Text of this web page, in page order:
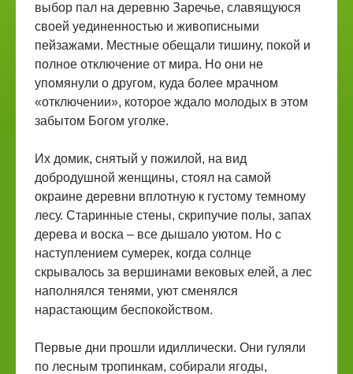
выбор пал на деревню Заречье, славящуюся
своей уединенностью и живописными
пейзажами. Местные обещали тишину, покой и
полное отключение от мира. Но они не
упомянули о другом, куда более мрачном
«отключении», которое ждало молодых в этом
забытом Богом уголке.
Их домик, снятый у пожилой, на вид
добродушной женщины, стоял на самой
окраине деревни вплотную к густому темному
лесу. Старинные стены, скрипучие полы, запах
дерева и воска – все дышало уютом. Но с
наступлением сумерек, когда солнце
скрывалось за вершинами вековых елей, а лес
наполнялся тенями, уют сменялся
нарастающим беспокойством.
Первые дни прошли идиллически. Они гуляли
по лесным тропинкам, собирали ягоды,